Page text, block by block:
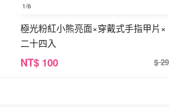
1/6
極光粉紅小熊亮面×穿戴式手指甲片×
二十四入
NT$ 100 $